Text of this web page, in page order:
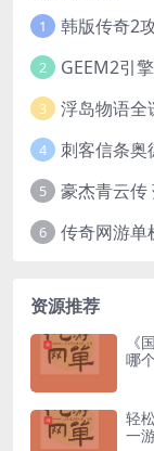
1 韩版传奇2
2 GEEM2引
3 浮岛物语全
4
5 豪杰青云传
6 传奇网游单
资源推荐
《
哪
轻
一